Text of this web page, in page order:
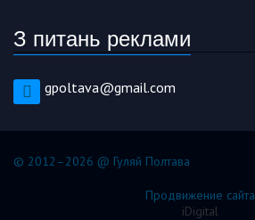
З питань реклами
gpoltava@gmail.com
© 2012–2026 @ Гуляй Полтава
Продвижение сайта
iDigital